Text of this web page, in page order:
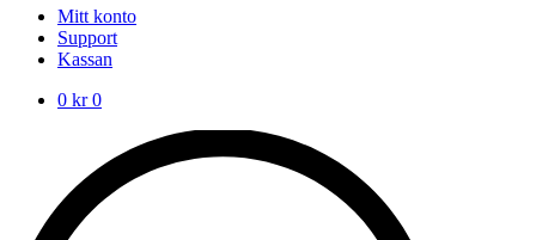
Mitt konto
Support
Kassan
0 kr 0